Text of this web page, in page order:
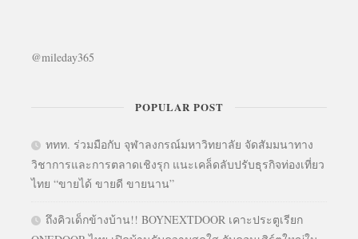
@mileday365
POPULAR POST
ททท. ร่วมมือกับ จุฬาลงกรณ์มหาวิทยาลัย จัดสัมมนาทาง
วิชาการและการตลาดเชิงรุก แนะเคล็ดลับปรับธุรกิจท่องเที่ยว
ไทย “ขายได้ ขายดี ขายนาน”
ถึงคิวเด็กข้างบ้าน!! BOYNEXTDOOR เคาะประตูเรียก